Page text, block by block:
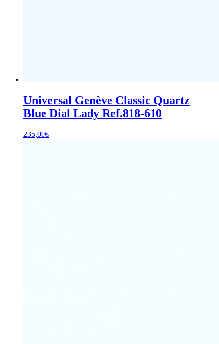
Universal Genève Classic Quartz
Blue Dial Lady Ref.818-610
235,00€